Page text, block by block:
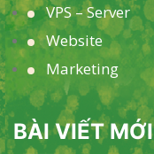
VPS – Server
Website
Marketing
BÀI VIẾT MỚI